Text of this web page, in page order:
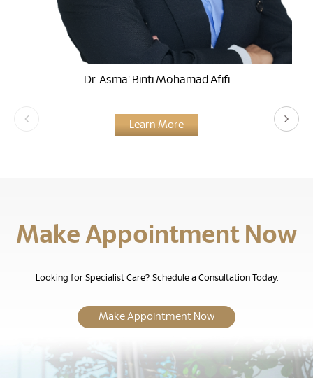
Dr. Asma' Binti Mohamad Afifi
Learn More
Make Appointment Now
Looking for Specialist Care? Schedule a Consultation Today.
Make Appointment Now